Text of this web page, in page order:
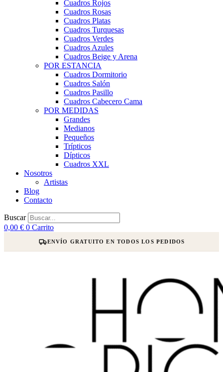
Cuadros Rojos
Cuadros Rosas
Cuadros Platas
Cuadros Turquesas
Cuadros Verdes
Cuadros Azules
Cuadros Beige y Arena
POR ESTANCIA
Cuadros Dormitorio
Cuadros Salón
Cuadros Pasillo
Cuadros Cabecero Cama
POR MEDIDAS
Grandes
Medianos
Pequeños
Trípticos
Dípticos
Cuadros XXL
Nosotros
Artistas
Blog
Contacto
Buscar
0,00 € 0 Carrito
ENVÍO GRATUITO EN TODOS LOS PEDIDOS